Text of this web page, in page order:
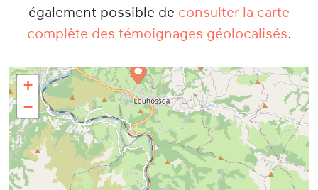
également possible de consulter la carte
complète des témoignages géolocalisés.
+
−